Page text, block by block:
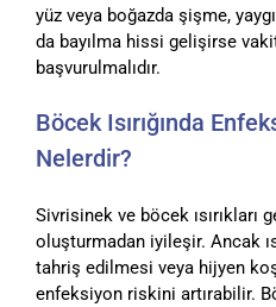
yüz veya boğazda şişme,
da bayılma hissi gelişirse
başvurulmalıdır.
Böcek Isırığında
Nelerdir?
Sivrisinek ve böcek ısırıkları
oluşturmadan iyileşir. Ancak
tahriş edilmesi veya hijyen
enfeksiyon riskini artırabilir.